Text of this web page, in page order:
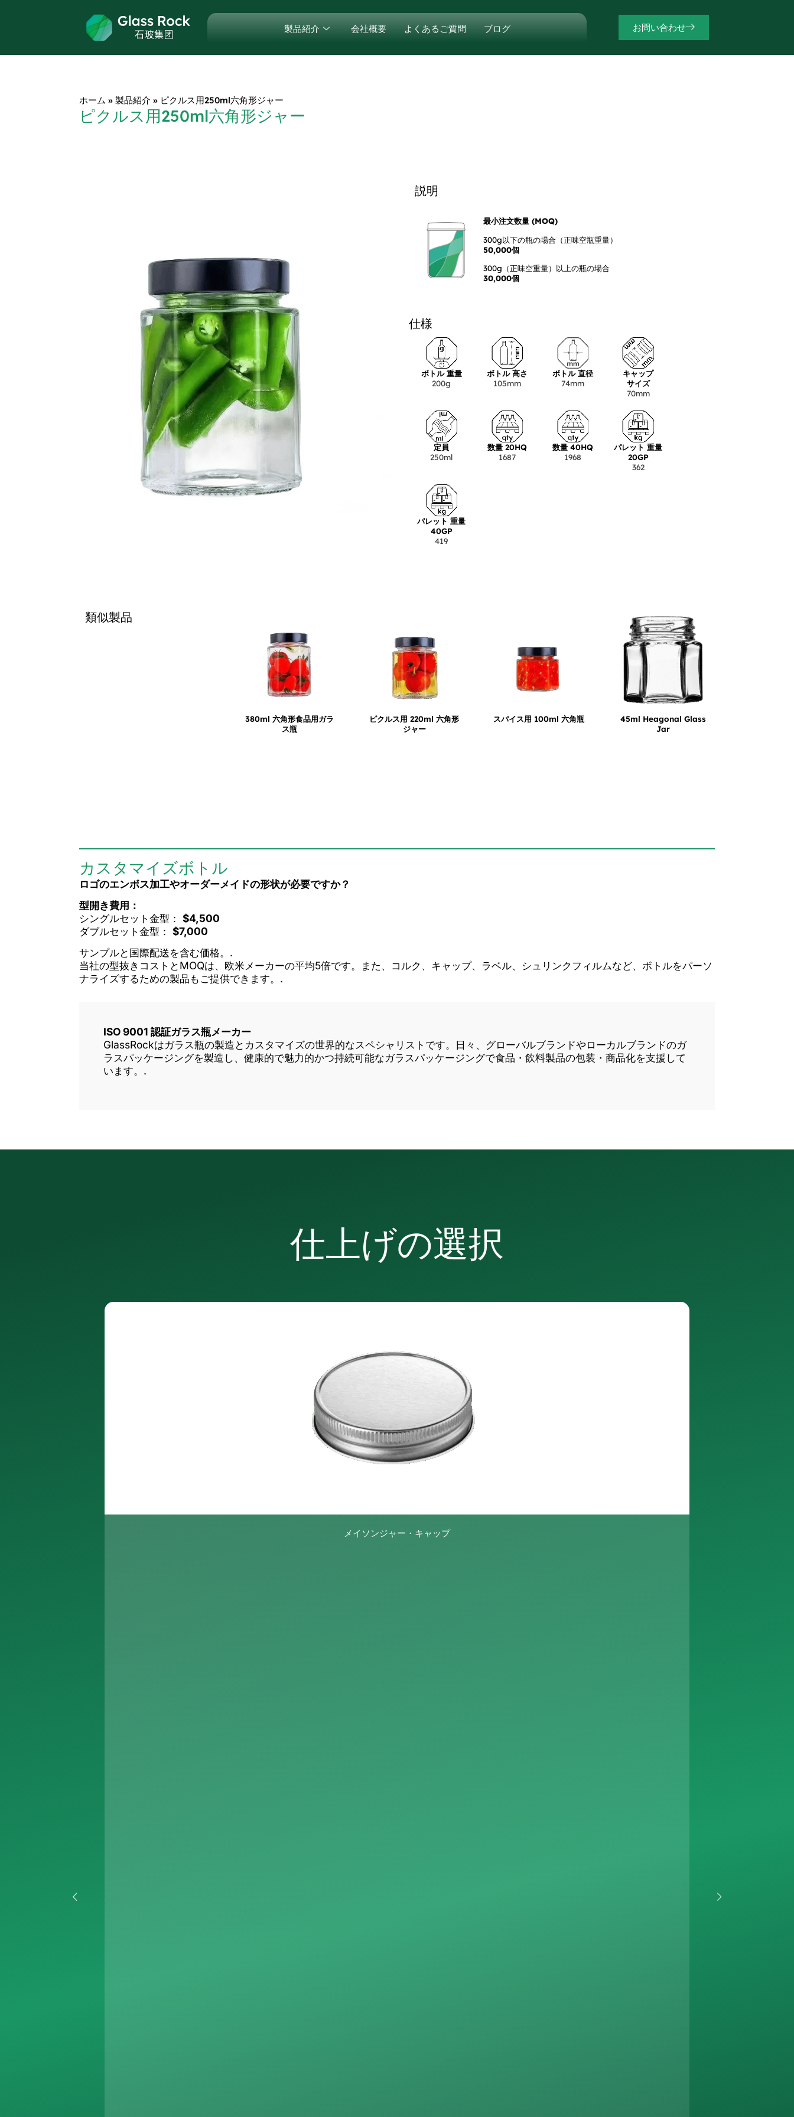
製品紹介 会社概要 よくあるご質問 ブログ お問い合わせ
ホーム »製品紹介 » ピクルス用250ml六角形ジャー
ピクルス用250ml六角形ジャー
説明
最小注文数量 (MOQ)
300g以下の瓶の場合（正味空瓶重量）
50,000個
300g（正味空重量）以上の瓶の場合
30,000個
仕様
ボトル 重量
200g
ボトル 高さ
105mm
ボトル 直径
74mm
キャップ
サイズ
70mm
定員
250ml
数量 20HQ
1687
数量 40HQ
1968
パレット 重量
20GP
362
パレット 重量
40GP
419
類似製品
380ml 六角形食品用ガラ
ス瓶
ピクルス用 220ml 六角形
ジャー
スパイス用 100ml 六角瓶
45ml Heagonal Glass
Jar
カスタマイズボトル
ロゴのエンボス加工やオーダーメイドの形状が必要ですか？
型開き費用：
シングルセット金型：$4,500
ダブルセット金型：$7,000
サンプルと国際配送を含む価格。.
当社の型抜きコストとMOQは、欧米メーカーの平均5倍です。また、コルク、キャップ、ラベル、シュリンクフィルムなど、ボトルをパーソ
ナライズするための製品もご提供できます。.
ISO 9001 認証ガラス瓶メーカー
GlassRockはガラス瓶の製造とカスタマイズの世界的なスペシャリストです。日々、グローバルブランドやローカルブランドのガ
ラスパッケージングを製造し、健康的で魅力的かつ持続可能なガラスパッケージングで食品・飲料製品の包装・商品化を支援して
います。.
仕上げの選択
メイソンジャー・キャップ